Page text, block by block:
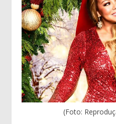
(Foto: